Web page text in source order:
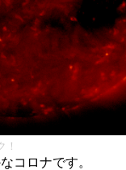
コロナです。